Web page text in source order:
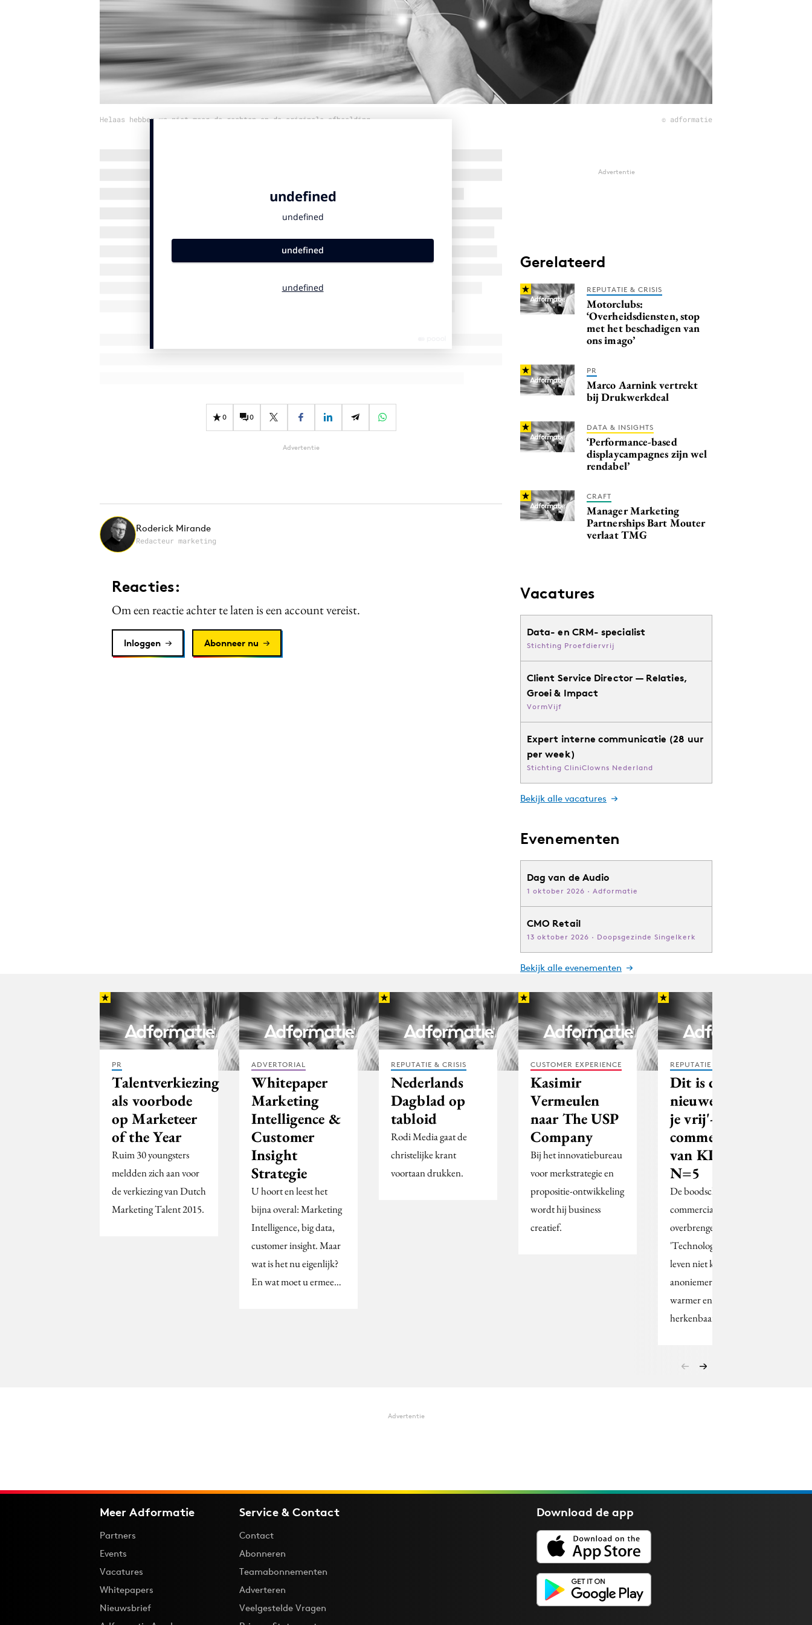
Helaas hebben we niet meer de rechten op de originele afbeelding © adformatie
0 0
Advertentie
Roderick Mirande
Redacteur marketing
Reacties:
Om een reactie achter te laten is een account vereist.
Inloggen Abonneer nu
Advertentie
Gerelateerd
REPUTATIE & CRISIS
Motorclubs:
‘Overheidsdiensten, stop
met het beschadigen van
ons imago’
PR
Marco Aarnink vertrekt
bij Drukwerkdeal
DATA & INSIGHTS
‘Performance-based
displaycampagnes zijn wel
rendabel’
CRAFT
Manager Marketing
Partnerships Bart Mouter
verlaat TMG
Vacatures
Data- en CRM- specialist
Stichting Proefdiervrij
Client Service Director — Relaties,
Groei & Impact
VormVijf
Expert interne communicatie (28 uur
per week)
Stichting CliniClowns Nederland
Bekijk alle vacatures
Evenementen
Dag van de Audio
1 oktober 2026 · Adformatie
CMO Retail
13 oktober 2026 · Doopsgezinde Singelkerk
Bekijk alle evenementen
PR
Talentverkiezing
als voorbode
op Marketeer
of the Year
Ruim 30 youngsters
meldden zich aan voor
de verkiezing van Dutch
Marketing Talent 2015.
ADVERTORIAL
Whitepaper
Marketing
Intelligence &
Customer
Insight
Strategie
U hoort en leest het
bijna overal: Marketing
Intelligence, big data,
customer insight. Maar
wat is het nu eigenlijk?
En wat moet u ermee…
REPUTATIE & CRISIS
Nederlands
Dagblad op
tabloid
Rodi Media gaat de
christelijke krant
voortaan drukken.
CUSTOMER EXPERIENCE
Kasimir
Vermeulen
naar The USP
Company
Bij het innovatiebureau
voor merkstrategie en
propositie-ontwikkeling
wordt hij business
creatief.
REPUTATIE & CRISIS
Dit is de
nieuwe 'Voel
je vrij'-
commercial
van KPN door
N=5
De boodschap die de
commercial moet
overbrengen luidt:
'Technologie maakt het
leven niet killer en
anoniemer, maar
warmer en
herkenbaarder.'
Advertentie
Meer Adformatie
Partners
Events
Vacatures
Whitepapers
Nieuwsbrief
Service & Contact
Contact
Abonneren
Teamabonnementen
Adverteren
Veelgestelde Vragen
Download deapp